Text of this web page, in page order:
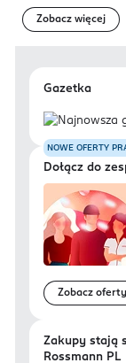
Zobacz więcej
Gazetka
NOWE OFERTY
Dołącz do
Zobacz
Zakupy stają
Rossmann PL